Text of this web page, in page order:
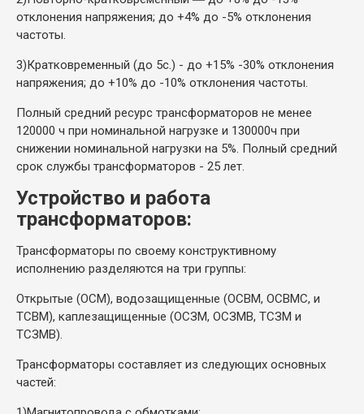
отклонения напряжения; до +4% до -5% отклонения
частоты.
3)Кратковременный (до 5с.) - до +15% -30% отклонения
напряжения; до +10% до -10% отклонения частоты.
Полный средний ресурс трансформаторов не менее
120000 ч при номинальной нагрузке и 130000ч при
снижении номинальной нагрузки на 5%. Полный средний
срок службы трансформаторов - 25 лет.
Устройство и работа
трансформаторов:
Трансформаторы по своему конструктивному
исполнению разделяются на три группы:
Открытые (ОСМ), водозащищенные (ОСВМ, ОСВМС, и
ТСВМ), каплезащищенные (ОСЗМ, ОСЗМВ, ТСЗМ и
ТСЗМВ).
Трансформаторы составляет из следующих основных
частей: